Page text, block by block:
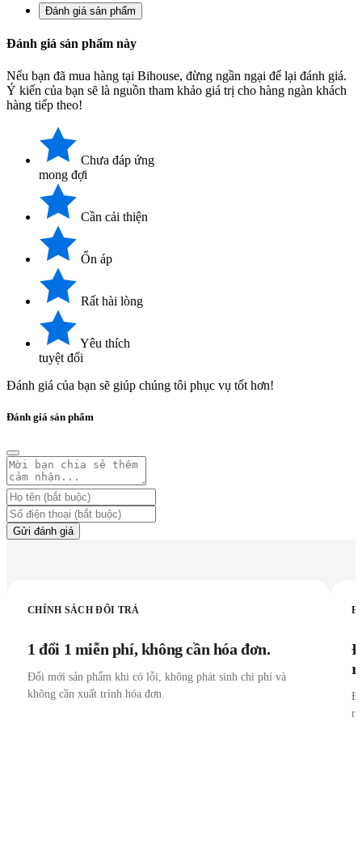
Đánh giá sản phẩm
Đánh giá sản phẩm này
Nếu bạn đã mua hàng tại Bihouse, đừng ngần ngại để lại đánh giá.
Ý kiến của bạn sẽ là nguồn tham khảo giá trị cho hàng ngàn khách
hàng tiếp theo!
Chưa đáp ứng
mong đợi
Cần cải thiện
Ổn áp
Rất hài lòng
Yêu thích
tuyệt đối
Đánh giá của bạn sẽ giúp chúng tôi phục vụ tốt hơn!
Đánh giá sản phẩm
Gửi đánh giá
CHÍNH SÁCH ĐỔI TRẢ
1 đổi 1 miễn phí, không cần hóa đơn.
Đổi mới sản phẩm khi có lỗi, không phát sinh chi phí và
không cần xuất trình hóa đơn.